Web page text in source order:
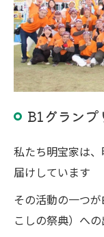
B1グラン
私たち明宝家は
届けしています
その活動の一つ
こしの祭典）への